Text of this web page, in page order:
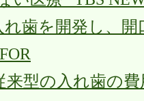
れ歯を開発し、
型の入れ歯の